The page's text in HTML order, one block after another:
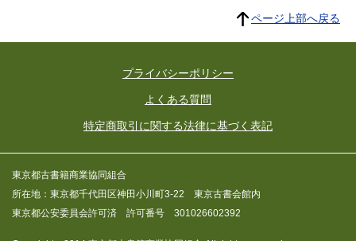
ページ上部へ戻る
プライバシーポリシー
よくある質問
特定商取引に関する法律に基づく表記
東京都古書籍商業協同組合
所在地：東京都千代田区神田小川町3-22 東京古書会館内
東京都公安委員会許可済 許可番号 301026602392